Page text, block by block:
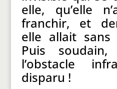
elle, qu’elle
franchir, et
elle allait
Puis
l’obstacle
disparu !